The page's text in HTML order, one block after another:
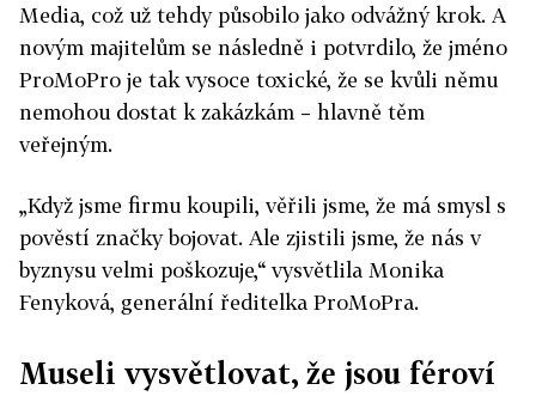
Media, což už tehdy působilo jako odvážný krok. A
novým majitelům se následně i potvrdilo, že jméno
ProMoPro je tak vysoce toxické, že se kvůli němu
nemohou dostat k zakázkám – hlavně těm
veřejným.
„Když jsme firmu koupili, věřili jsme, že má smysl s
pověstí značky bojovat. Ale zjistili jsme, že nás v
byznysu velmi poškozuje,“ vysvětlila Monika
Fenyková, generální ředitelka ProMoPra.
Museli vysvětlovat, že jsou féroví